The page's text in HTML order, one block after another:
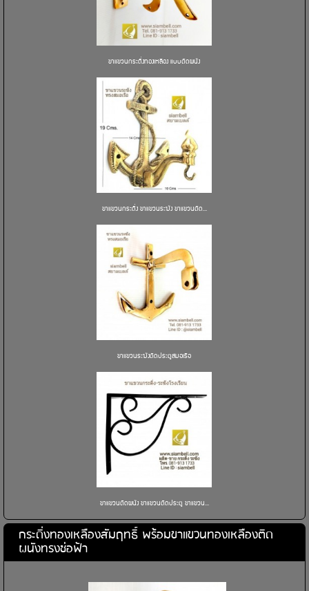
ขาแขวนกระดิ่งทองเหลือง แบบติดผนัง
ขาแขวนกระดิ่ง ขาแขวนระฆัง ขาแขวนติด...
ขาแขวนระฆังติดประตูสมอเรือ
ขาแขวนติดผนัง ขาแขวนติดประตู ขาแขวน...
กระดิ่งทองเหลืองสัมฤทธิ์ พร้อมขาแขวนทองเหลืองติด
ผนังทรงช่อฟ้า